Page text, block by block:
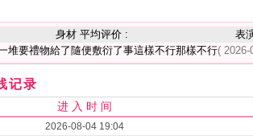
身材 平均评价 : 表
堆要禮物給了隨便敷衍了事這樣不行那樣不行(
记录
进 入 时 间
2026-08-04 19:04